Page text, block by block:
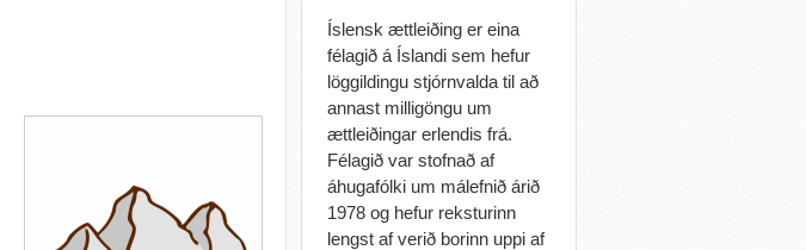
Íslensk ættleiðing er eina
félagið á Íslandi sem hefur
löggildingu stjórnvalda til að
annast milligöngu um
ættleiðingar erlendis frá.
Félagið var stofnað af
áhugafólki um málefnið árið
1978 og hefur reksturinn
lengst af verið borinn uppi af